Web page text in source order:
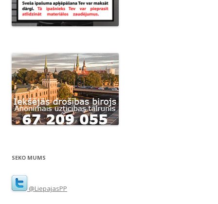
SEKO MUMS
@LiepajasPP